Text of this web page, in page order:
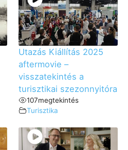
Utazás Kiállítás 2025
aftermovie –
visszatekintés a
turisztikai szezonnyitóra
107megtekintés
Turisztika